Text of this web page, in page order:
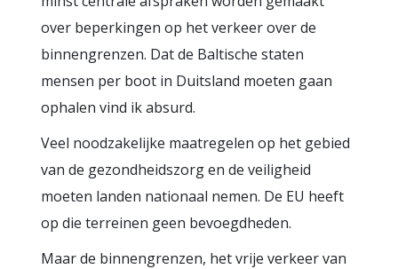
over beperkingen op het verkeer over de
binnengrenzen. Dat de Baltische staten
mensen per boot in Duitsland moeten gaan
ophalen vind ik absurd.
Veel noodzakelijke maatregelen op het gebied
van de gezondheidszorg en de veiligheid
moeten landen nationaal nemen. De EU heeft
op die terreinen geen bevoegdheden.
Maar de binnengrenzen, het vrije verkeer van